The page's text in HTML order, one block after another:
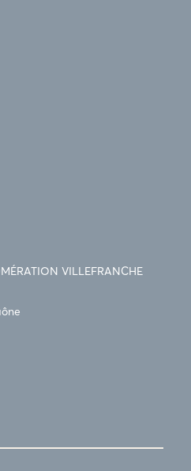
VILLEFRANCHE